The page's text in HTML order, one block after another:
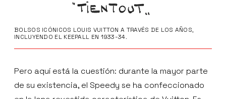
BOLSOS ICÓNICOS LOUIS VUITTON A TRAVÉS DE LOS AÑOS,
INCLUYENDO EL KEEPALL EN 1933-34.
Pero aquí está la cuestión: durante la mayor parte
de su existencia, el Speedy se ha confeccionado